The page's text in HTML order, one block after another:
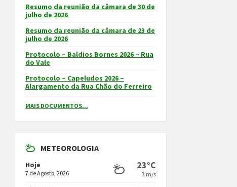
Resumo da reunião da câmara de 30 de
julho de 2026
Resumo da reunião da câmara de 23 de
julho de 2026
Protocolo – Baldios Bornes 2026 – Rua
do Vale
Protocolo – Capeludos 2026 –
Alargamento da Rua Chão do Ferreiro
MAIS DOCUMENTOS...
METEOROLOGIA
Hoje
7 de Agosto, 2026
23°C
3 m/s